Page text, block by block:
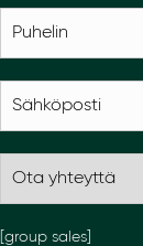
[group sales]